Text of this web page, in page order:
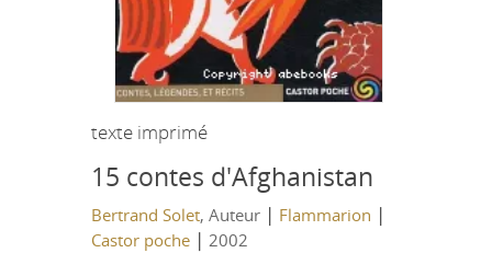
texte imprimé
15 contes d'Afghanistan
Bertrand Solet, Auteur | Flammarion |
Castor poche| 2002